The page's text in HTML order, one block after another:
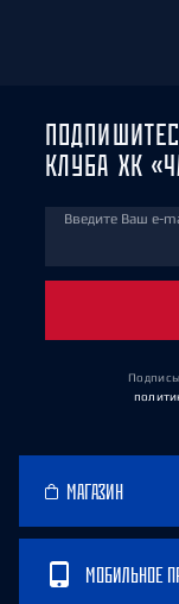
КЛУБА ХК
Введите Ваш e-
МАГАЗИН
МОБИЛЬНОЕ